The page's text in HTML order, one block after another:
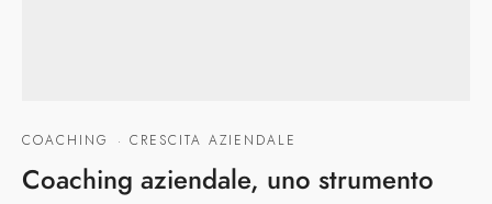
COACHING · CRESCITA AZIENDALE
Coaching aziendale, uno strumento